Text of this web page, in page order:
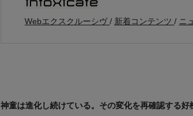
Webエクスクルーシヴ 新着コンテンツ ニ
神童は進化し続けている。その変化を再確認する好